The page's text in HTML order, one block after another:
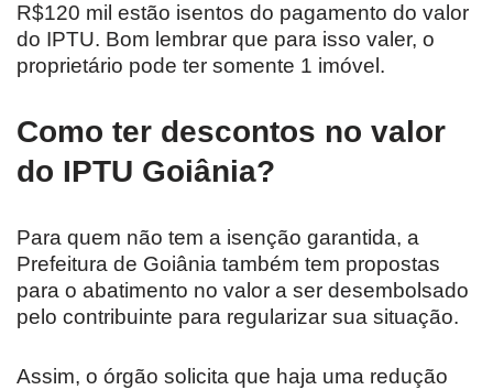
R$120 mil estão isentos do pagamento do valor
do IPTU. Bom lembrar que para isso valer, o
proprietário pode ter somente 1 imóvel.
Como ter descontos no valor
do IPTU Goiânia?
Para quem não tem a isenção garantida, a
Prefeitura de Goiânia também tem propostas
para o abatimento no valor a ser desembolsado
pelo contribuinte para regularizar sua situação.
Assim, o órgão solicita que haja uma redução